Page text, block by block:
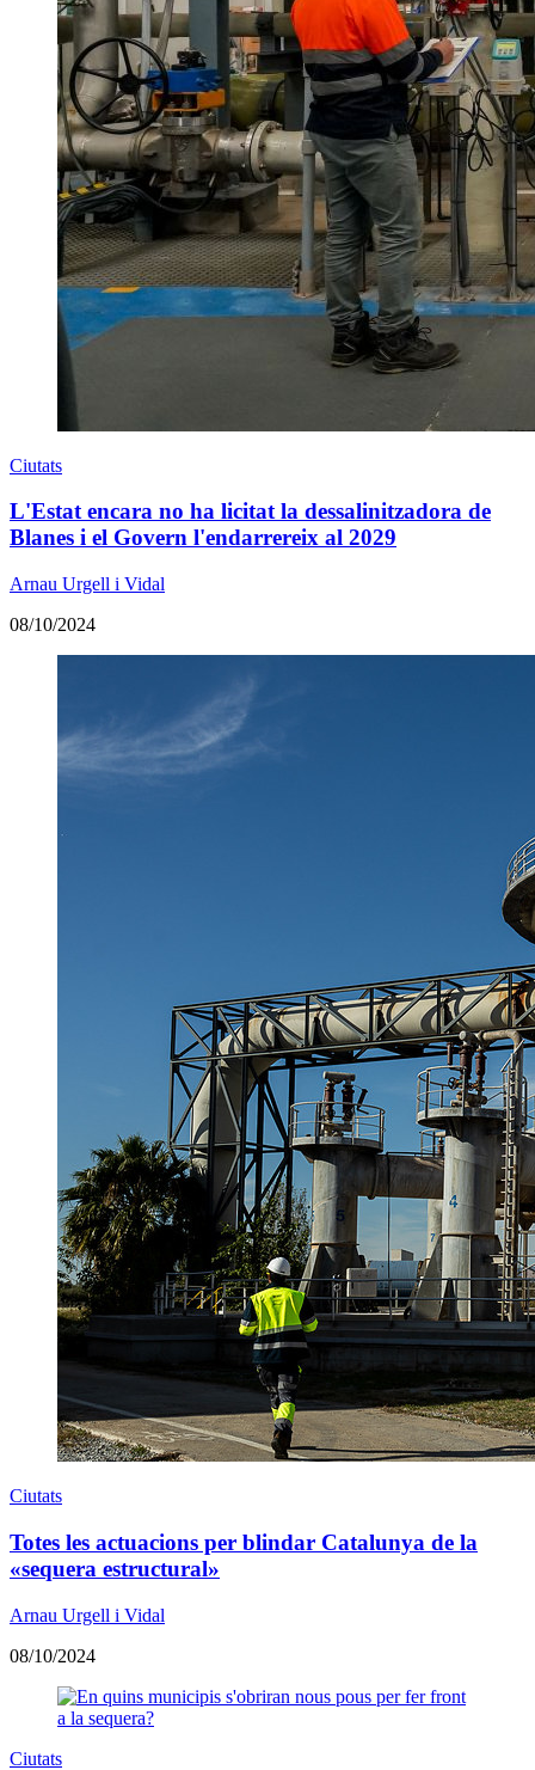
Ciutats
L'Estat encara no ha licitat la dessalinitzadora de
Blanes i el Govern l'endarrereix al 2029
Arnau Urgell i Vidal
08/10/2024
Ciutats
Totes les actuacions per blindar Catalunya de la
«sequera estructural»
Arnau Urgell i Vidal
08/10/2024
Ciutats